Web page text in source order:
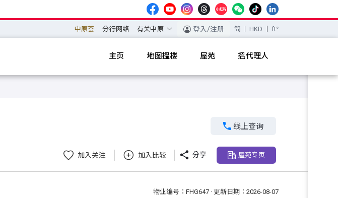
中原荟 分行网络 有关中原 登入/注册 简 HKD ft²
主页 地图搵楼 屋苑 搵代理人
 线上查询
加入关注 加入比较  分享 屋苑专页
物业编号：FHG647 · 更新日期：2026-08-07